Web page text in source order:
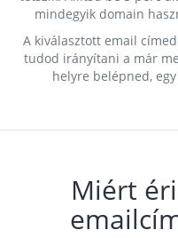
mindegyik domain
A kiválasztott email
tudod irányítani a már
helyre belépned,
Miért